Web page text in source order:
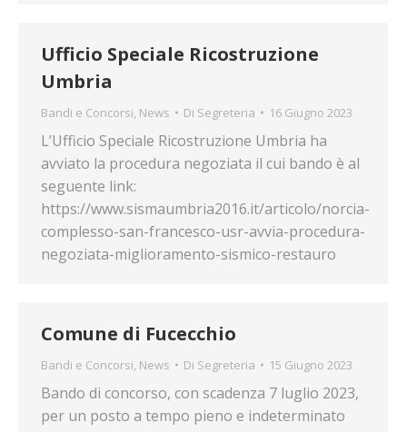
Ufficio Speciale Ricostruzione
Umbria
Bandi e Concorsi, News Di Segreteria 16 Giugno 2023
L’Ufficio Speciale Ricostruzione Umbria ha
avviato la procedura negoziata il cui bando è al
seguente link:
https://www.sismaumbria2016.it/articolo/norcia-
complesso-san-francesco-usr-avvia-procedura-
negoziata-miglioramento-sismico-restauro
Comune di Fucecchio
Bandi e Concorsi, News Di Segreteria 15 Giugno 2023
Bando di concorso, con scadenza 7 luglio 2023,
per un posto a tempo pieno e indeterminato